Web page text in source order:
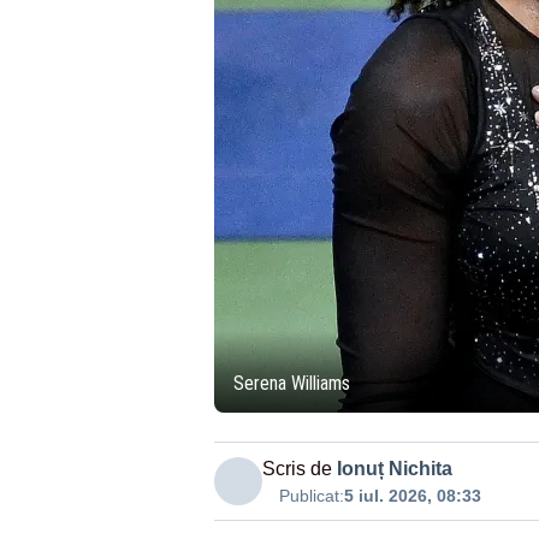
Serena Williams
Scris de Ionuț Nichita
Publicat:5 iul. 2026, 08:33